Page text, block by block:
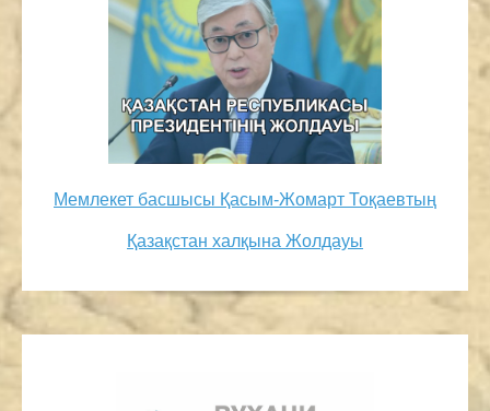
Мемлекет басшысы Қасым-Жомарт Тоқаевтың
Қазақстан халқына Жолдауы